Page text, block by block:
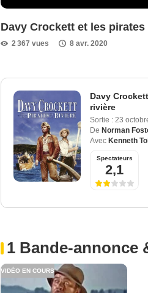
Davy Crockett et les
2 367 vues 8 avr. 2020
Davy
rivière
Sortie : 23
De Norman
Avec Kenneth
Spectateurs
2,1
1 Bande-annonce
VIDÉO EN COURS